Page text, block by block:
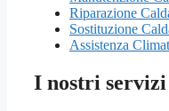
Riparazione
Sostituzione
Assistenza
I nostri servizi